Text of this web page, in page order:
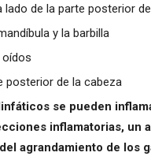
lado de la parte posterior
y la barbilla
oídos
posterior de la cabeza
se pueden
inflamatorias, un
agrandamiento de los